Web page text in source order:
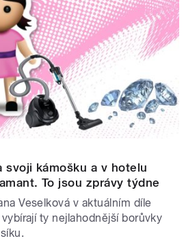
svoji kámošku a v hotelu
To jsou zprávy týdne
Veselková v aktuálním díle
ty nejlahodnější borůvky